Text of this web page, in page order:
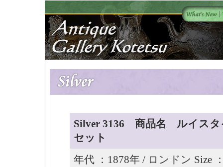
Silver 3136 商品名 ルイスタ
セット
年代 ：1878年 / ロンドン Size